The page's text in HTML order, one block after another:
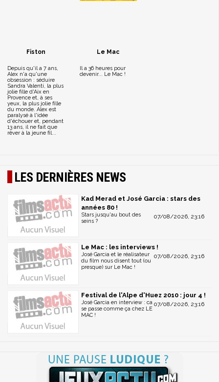
Fiston
Depuis qu'il a 7 ans,
Alex n'a qu'une
obsession : séduire
Sandra Valenti, la plus
jolie fille d'Aix en
Provence et, à ses
yeux, la plus jolie fille
du monde. Alex est
paralysé à l'idée
d'échouer et, pendant
13 ans, il ne fait que
rêver à la jeune fil...
Le Mac
Il a 36 heures pour
devenir... Le Mac !
LES DERNIÈRES NEWS
Kad Merad et José Garcia : stars des
années 80 !
07/08/2026, 23:16
Stars jusqu'au bout des
seins ?
Le Mac : les interviews !
07/08/2026, 23:16
José Garcia et le réalisateur
du film nous disent tout (ou
presque) sur Le Mac !
Festival de l'Alpe d'Huez 2010 : jour 4 !
07/08/2026, 23:16
José Garcia en interview : ca
se passe comme ça chez LE
MAC !